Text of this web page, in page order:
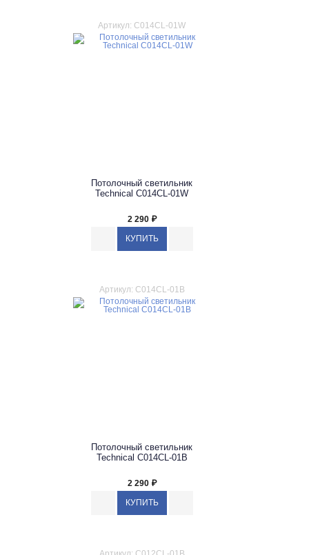
Артикул: C014CL-01W
Потолочный светильник
Technical C014CL-01W
2 290 ₽
Артикул: C014CL-01B
Потолочный светильник
Technical C014CL-01B
2 290 ₽